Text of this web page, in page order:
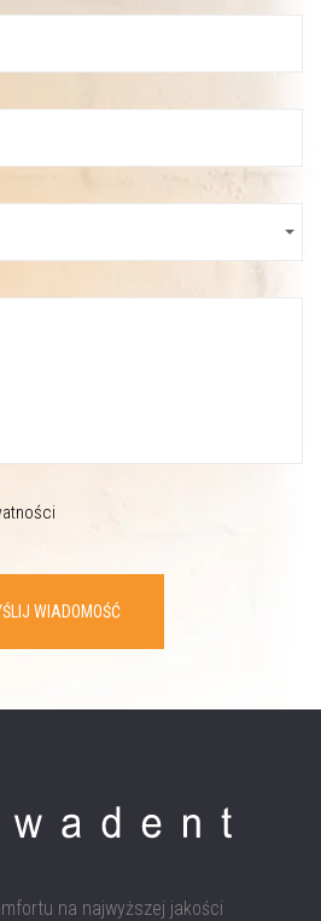
WIADOMOŚĆ
na najwyższej jakości